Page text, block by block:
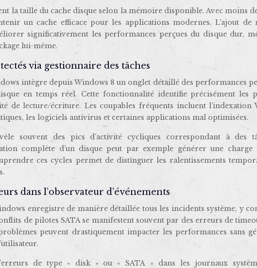
la taille du cache disque selon la mémoire disponible. Avec moins
un cache efficace pour les applications modernes. L’ajout de
significativement les performances perçues du disque dur,
lui-même.
via gestionnaire des tâches
intègre depuis Windows 8 un onglet détaillé des performances
en temps réel. Cette fonctionnalité identifie précisément les
de lecture/écriture. Les coupables fréquents incluent l’indexation
les logiciels antivirus et certaines applications mal optimisées.
souvent des pics d’activité cycliques correspondant à des
complète d’un disque peut par exemple générer une charge
ces cycles permet de distinguer les ralentissements
dans l’observateur d’événements
enregistre de manière détaillée tous les incidents système, y
de pilotes SATA se manifestent souvent par des erreurs de
peuvent drastiquement impacter les performances sans
de type « disk » ou « SATA » dans les journaux